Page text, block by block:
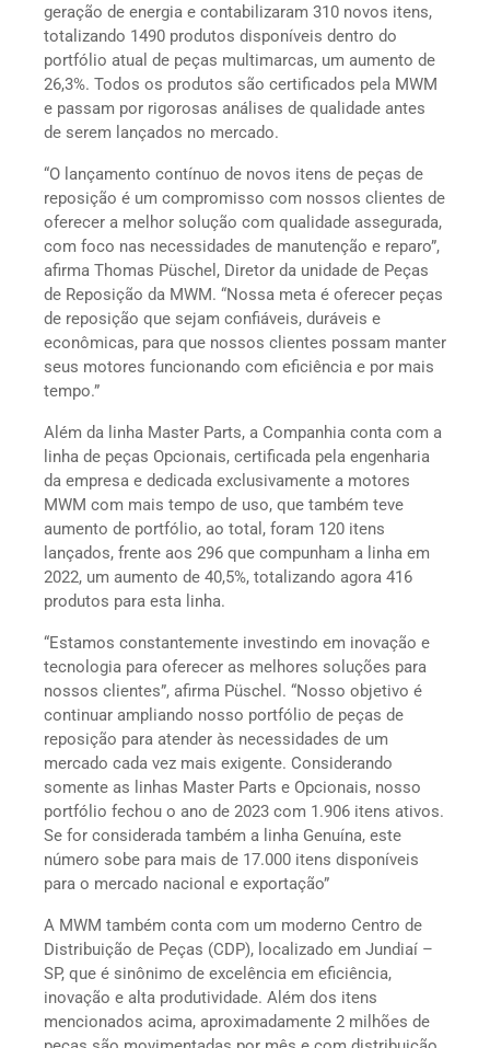
geração de energia e contabilizaram 310 novos itens,
totalizando 1490 produtos disponíveis dentro do
portfólio atual de peças multimarcas, um aumento de
26,3%. Todos os produtos são certificados pela MWM
e passam por rigorosas análises de qualidade antes
de serem lançados no mercado.
“O lançamento contínuo de novos itens de peças de
reposição é um compromisso com nossos clientes de
oferecer a melhor solução com qualidade assegurada,
com foco nas necessidades de manutenção e reparo”,
afirma Thomas Püschel, Diretor da unidade de Peças
de Reposição da MWM. “Nossa meta é oferecer peças
de reposição que sejam confiáveis, duráveis e
econômicas, para que nossos clientes possam manter
seus motores funcionando com eficiência e por mais
tempo.”
Além da linha Master Parts, a Companhia conta com a
linha de peças Opcionais, certificada pela engenharia
da empresa e dedicada exclusivamente a motores
MWM com mais tempo de uso, que também teve
aumento de portfólio, ao total, foram 120 itens
lançados, frente aos 296 que compunham a linha em
2022, um aumento de 40,5%, totalizando agora 416
produtos para esta linha.
“Estamos constantemente investindo em inovação e
tecnologia para oferecer as melhores soluções para
nossos clientes”, afirma Püschel. “Nosso objetivo é
continuar ampliando nosso portfólio de peças de
reposição para atender às necessidades de um
mercado cada vez mais exigente. Considerando
somente as linhas Master Parts e Opcionais, nosso
portfólio fechou o ano de 2023 com 1.906 itens ativos.
Se for considerada também a linha Genuína, este
número sobe para mais de 17.000 itens disponíveis
para o mercado nacional e exportação”
A MWM também conta com um moderno Centro de
Distribuição de Peças (CDP), localizado em Jundiaí –
SP, que é sinônimo de excelência em eficiência,
inovação e alta produtividade. Além dos itens
mencionados acima, aproximadamente 2 milhões de